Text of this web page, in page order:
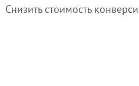
Снизить стоимость